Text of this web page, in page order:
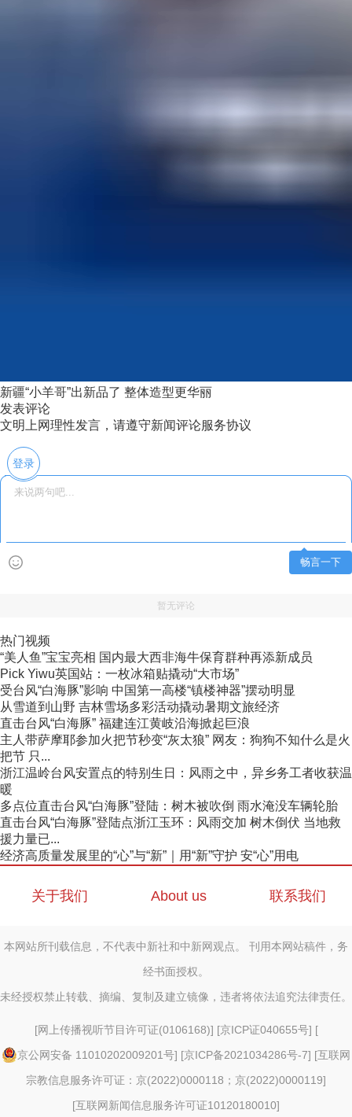
新疆“小羊哥”出新品了 整体造型更华丽
发表评论
文明上网理性发言，请遵守新闻评论服务协议
登录
畅言一下
暂无评论
热门视频
“美人鱼”宝宝亮相 国内最大西非海牛保育群种再添新成员
Pick Yiwu英国站：一枚冰箱贴撬动“大市场”
受台风“白海豚”影响 中国第一高楼“镇楼神器”摆动明显
从雪道到山野 吉林雪场多彩活动撬动暑期文旅经济
直击台风“白海豚” 福建连江黄岐沿海掀起巨浪
主人带萨摩耶参加火把节秒变“灰太狼” 网友：狗狗不知什么是火
把节 只...
浙江温岭台风安置点的特别生日：风雨之中，异乡务工者收获温
暖
多点位直击台风“白海豚”登陆：树木被吹倒 雨水淹没车辆轮胎
直击台风“白海豚”登陆点浙江玉环：风雨交加 树木倒伏 当地救
援力量已...
经济高质量发展里的“心”与“新”｜用“新”守护 安“心”用电
关于我们 About us 联系我们
本网站所刊载信息，不代表中新社和中新网观点。 刊用本网站稿件，务
经书面授权。
未经授权禁止转载、摘编、复制及建立镜像，违者将依法追究法律责任。
[网上传播视听节目许可证(0106168)] [京ICP证040655号] [
京公网安备 11010202009201号] [京ICP备2021034286号-7] [互联网
宗教信息服务许可证：京(2022)0000118；京(2022)0000119]
[互联网新闻信息服务许可证10120180010]